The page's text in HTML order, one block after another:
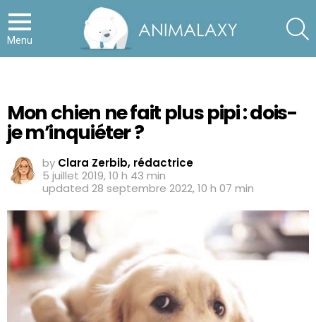
Menu
Mon chien ne fait plus pipi : dois-
je m’inquiéter ?
by Clara Zerbib, rédactrice
5 juillet 2019, 10 h 43 min
updated 28 septembre 2022, 10 h 07 min